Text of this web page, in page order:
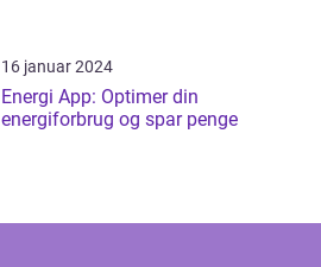
16 januar 2024
Energi App: Optimer din
energiforbrug og spar penge